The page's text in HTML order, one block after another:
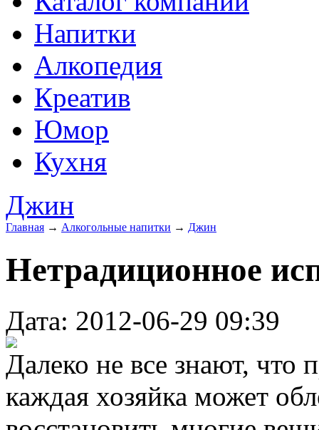
Напитки
Алкопедия
Креатив
Юмор
Кухня
Джин
Главная → Алкогольные напитки → Джин
Нетрадиционное
Дата: 2012-06-29 09:39
Далеко не все знают, что
каждая хозяйка может